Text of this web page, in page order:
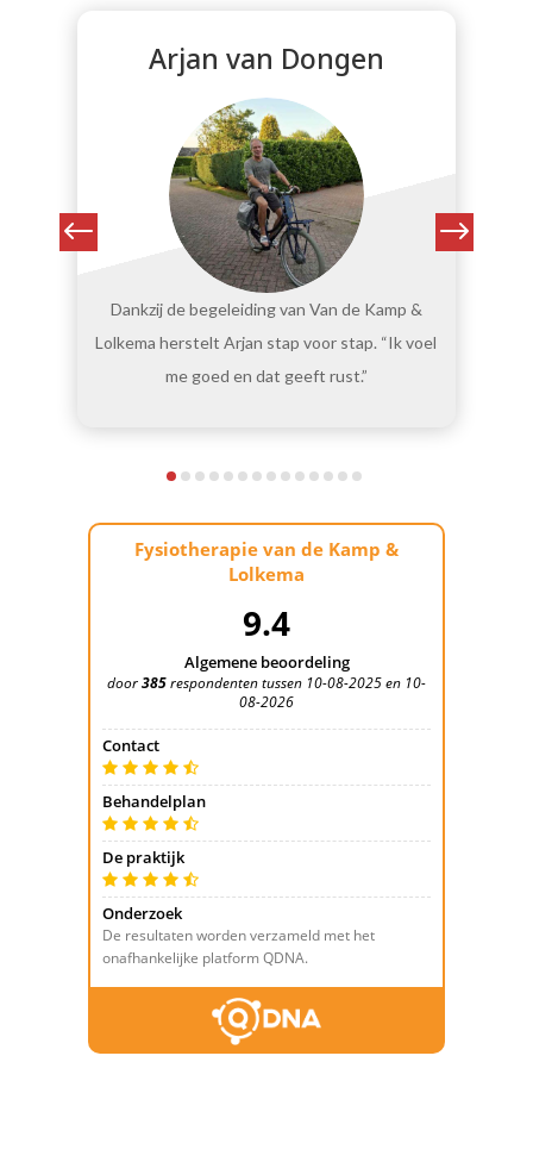
Arjan van Dongen
Dankzij de begeleiding van Van de Kamp &
Lolkema herstelt Arjan stap voor stap. “Ik voel
me goed en dat geeft rust.”